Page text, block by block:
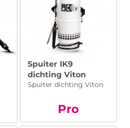
Spuiter IK9
dichting Viton
Spuiter dichting Viton
Pro